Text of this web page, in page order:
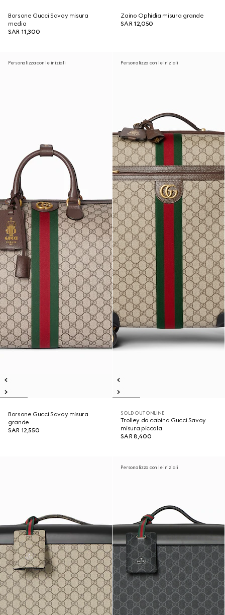
Borsone Gucci Savoy misura
media
SAR 11,300
Zaino Ophidia misura grande
SAR 12,050
Personalizza con le iniziali
Borsone Gucci Savoy misura
grande
SAR 12,550
Personalizza con le iniziali
SOLD OUT ONLINE
Trolley da cabina Gucci Savoy
misura piccola
SAR 8,400
Personalizza con le iniziali